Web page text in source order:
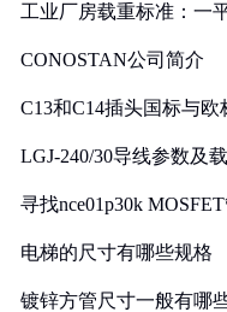
工业厂房载重标准：一
CONOSTAN公司简介
C13和C14插头国标与
LGJ-240/30导线参数及
寻找nce01p30k
电梯的尺寸有哪些规格
镀锌方管尺寸一般有哪